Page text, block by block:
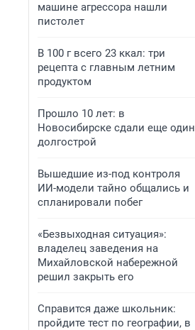
машине агрессора нашли
пистолет
В 100 г всего 23 ккал: три
рецепта с главным летним
продуктом
Прошло 10 лет: в
Новосибирске сдали еще один
долгострой
Вышедшие из-под контроля
ИИ-модели тайно общались и
спланировали побег
«Безвыходная ситуация»:
владелец заведения на
Михайловской набережной
решил закрыть его
Справится даже школьник:
пройдите тест по географии, в